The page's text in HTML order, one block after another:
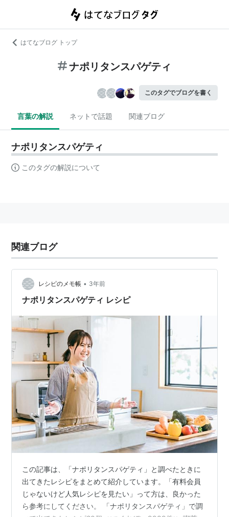
はてなブログ トップ
ナポリタンスパゲティ
このタグでブログを書く
言葉の解説 ネットで話題 関連ブログ
ナポリタンスパゲティ
このタグの解説について
関連ブログ
レシピのメモ帳 • 3年前
ナポリタンスパゲティ レシピ
この記事は、「ナポリタンスパゲティ」と調べたときに
出てきたレシピをまとめて紹介しています。「有料会員
じゃないけど人気レシピを見たい」って方は、良かった
ら参考にしてください。 「ナポリタンスパゲティ」で調